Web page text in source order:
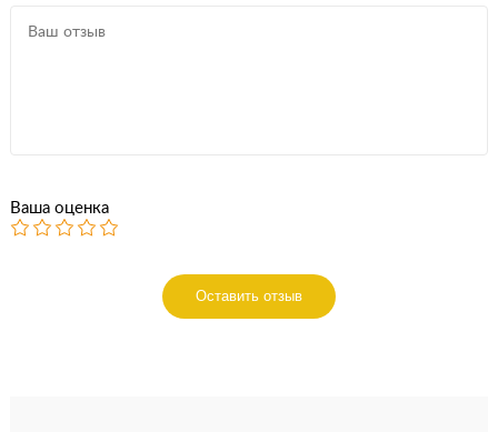
Ваша оценка
Оставить отзыв